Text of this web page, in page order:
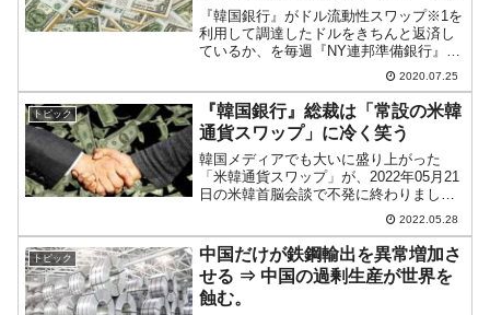
億2,900万ドル」
『韓国銀行』がドル流動性スワップ※1を
利用して調達したドルをきちんと返済し
ているか、を毎週『NY連邦準備銀行』の
公開データに当たって確認しています。
『韓国銀行』はアメリカ合衆国の
FED（Federal Reserve Systemの略称：
連...
2020.07.25
トピック
『韓国銀行』総裁は「常設の米韓
通貨スワップ」に冷く笑う
韓国メディアでも大いに盛り上がった
「米韓通貨スワップ」が、2022年05月21
日の米韓首脳会談で不発に終わりまし
た。しかし、まだ「議論を継続してなん
とか締結まで」という意見が韓国メディ
アでは出続けています。まず、『中央日
報（日本語版）』には...
2022.05.28
トピック
中国だけが鉄鋼輸出を異常増加さ
せる ⇒ 中国の過剰生産が世界を
蝕む。